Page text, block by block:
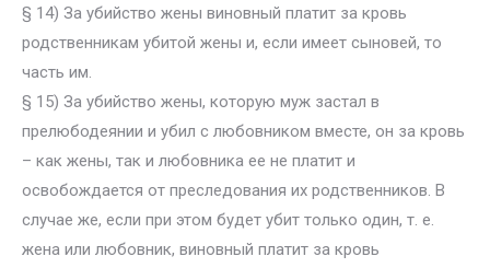
§ 14) За убийство жены виновный платит за кровь
родственникам убитой жены и, если имеет сыновей, то
часть им.
§ 15) За убийство жены, которую муж застал в
прелюбодеянии и убил с любовником вместе, он за кровь
– как жены, так и любовника ее не платит и
освобождается от преследования их родственников. В
случае же, если при этом будет убит только один, т. е.
жена или любовник, виновный платит за кровь